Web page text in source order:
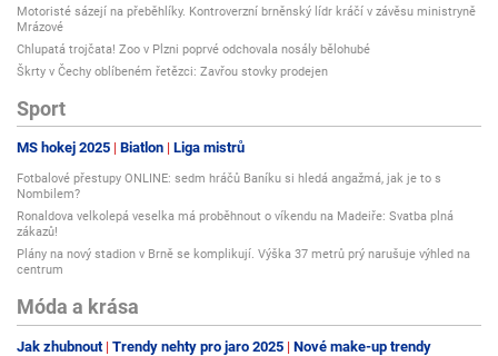
Motoristé sázejí na přeběhlíky. Kontroverzní brněnský lídr kráčí v závěsu ministryně
Mrázové
Chlupatá trojčata! Zoo v Plzni poprvé odchovala nosály bělohubé
Škrty v Čechy oblíbeném řetězci: Zavřou stovky prodejen
Sport
MS hokej 2025 Biatlon Liga mistrů
Fotbalové přestupy ONLINE: sedm hráčů Baníku si hledá angažmá, jak je to s
Nombilem?
Ronaldova velkolepá veselka má proběhnout o víkendu na Madeiře: Svatba plná
zákazů!
Plány na nový stadion v Brně se komplikují. Výška 37 metrů prý narušuje výhled na
centrum
Móda a krása
Jak zhubnout Trendy nehty pro jaro 2025 Nové make-up trendy